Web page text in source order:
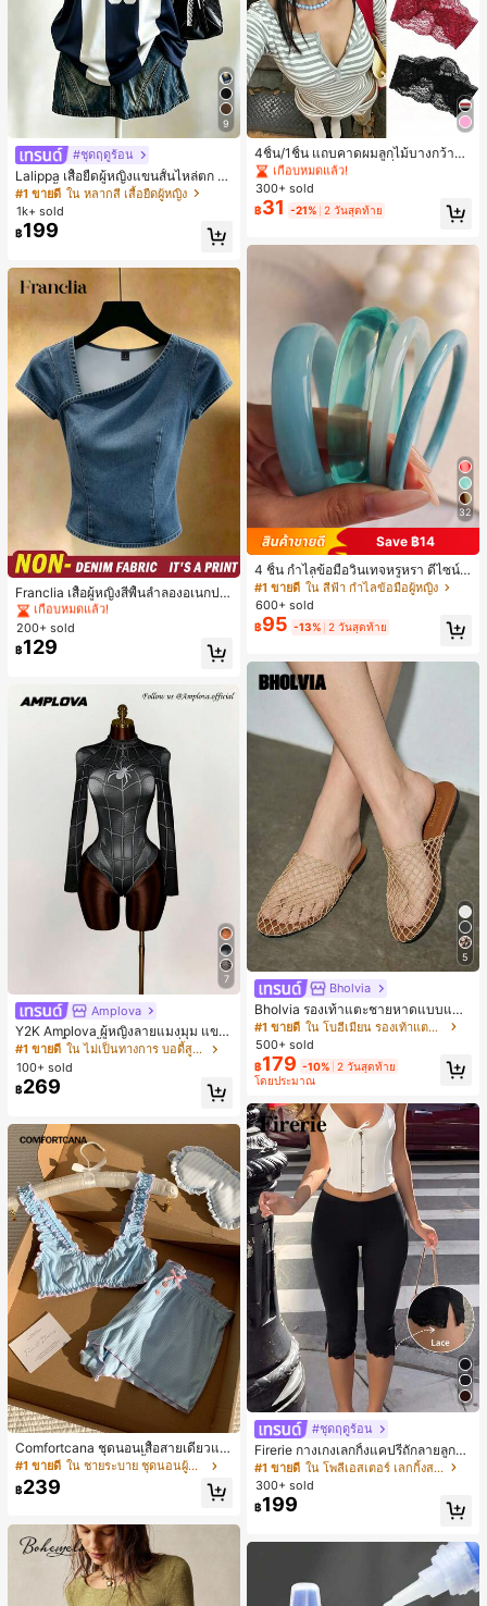
9
#ชุดฤดูร้อน
Lalippa เสื้อยืดผู้หญิงแขนสั้นไหล่ตก ค
อวีปกเสื้อ ลายพิมพ์ดิจิทัลลายทาง สไตล์
สปอร์ตแฟชั่นมินิมอล ของขวัญสำหรับเ
พื่อน
#1 ขายดี ใน หลากสี เสื้อยืดผู้หญิง
1k+ sold
฿199
Franclia เสื้อผู้หญิงสีพื้นลำลองอเนกปร
ะสงค์สำหรับใส่ประจำวัน
#1 ขายดี ใน ธรรมดา เสื้อผู้หญิง
เกือบหมดแล้ว!
#1 ขายดี ใน ธรรมดา เสื้อผู้หญิง
เกือบหมดแล้ว!
#1 ขายดี ใน ธรรมดา เสื้อผู้หญิง
เกือบหมดแล้ว!
#1 ขายดี
200+ sold
฿129
7
Amplova
Y2K Amplova ผู้หญิงลายแมงมุม แขน
ยาว คอตั้ง บอดี้สูท, สไตล์แฟชั่นดาร์ก
บอดี้สูทผู้หญิง บอดี้สูทฮาโลวีน บอดี้สูท
ลายใยแมงมุม
#1 ขายดี
ใน ไม่เป็นทางการ บอดี้สูทผู้หญิง
100+ sold
฿269
Comfortcana ชุดนอนเสื้อสายเดี่ยวแต่
งระบายและกางเกงขาสั้นสำหรับผู้หญิง
#1 ขายดี ใน ชายระบาย ชุดนอนผู้หญิง
฿239
4ชิ้น/1ชิ้น แถบคาดผมลูกไม้บางกว้างยื
ดหยุ่นสำหรับผู้หญิง, แฟชั่นอเนกประสง
ค์พรีเมียมหรูหราสไตล์มินิมอล ผ้าพันคอ
เล็กๆ ห่วงผม อุปกรณ์เสริมผม, เหมาะสำ
หรับการออกไปข้างนอกประจำวัน, ลำล
น, การมัดผม, การจัดทรงผม, การแต่งห
น้า, การจับคู่ชุด, อุปกรณ์เสริมประดับผ
#1 ขายดี
เกือบหมดแล้ว!
#1 ขายดี
เกือบหมดแล้ว!
#1 ขายดี
เกือบหมดแล้ว!
#1 ขายดี
ใน 20-30% อ อุปกรณ์ผมของผู้หญิง
300+ sold
฿31 -21% 2 วันสุดท้าย
32
Save ฿14
4 ชิ้น กำไลข้อมือวินเทจหรูหรา ดีไซน์มิ
นิมอลแฟชั่น เหมาะสำหรับใส่ในชีวิตปร
ะจำวัน อะคริลิก เหมาะสำหรับใส่ในชีวิ
ตประจำวันและงานปาร์ตี้ ของขวัญสำห
รับผู้หญิง
#1 ขายดี ใน สีฟ้า กำไลข้อมือผู้หญิง
600+ sold
฿95 -13% 2 วันสุดท้าย
5
Bholvia
Bholvia รองเท้าแตะชายหาดแบบแบน
สบาย ๆ ลายฉลุมาใหม่สำหรับผู้หญิง
#1 ขายดี
ใน โบฮีเมียน รองเท้าแตะผู้หญิง
500+ sold
฿179 -10% 2 วันสุดท้าย
โดยประมาณ
#ชุดฤดูร้อน
Firerie กางเกงเลกกิ้งแคปรีถักลายลูกไม้
สีดำหรูหราสำหรับผู้หญิง อเนกประสงค์
สำหรับกีฬา แฟชั่น ชายหาด เทศกาลด
นตรี ฤดูร้อนแบบสบายๆ
#1 ขายดี
ใน โพลีเอสเตอร์ เลกกิ้งสตรี
300+ sold
฿199